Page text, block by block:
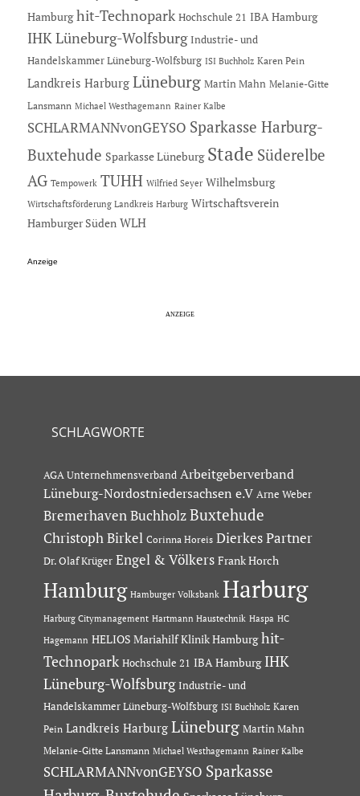
Hamburg hit-Technopark Hochschule 21 IBA Hamburg
IHK Lüneburg-Wolfsburg Industrie- und
Handelskammer Lüneburg-Wolfsburg ISI Buchholz Karen Pein
Landkreis Harburg Lüneburg Martin Mahn Melanie-Gitte
Lansmann Michael Westhagemann Rainer Kalbe
SCHLARMANNvonGEYSO Sparkasse Harburg-
Buxtehude Sparkasse Lüneburg Stade Süderelbe
AG Tempowerk TUHH Wilfried Seyer Wilhelmsburg
Wirtschaftsförderung Landkreis Harburg Wirtschaftsverein
Hamburger Süden WLH
Anzeige
SCHLAGWORTE
AGA Unternehmensverband Arbeitgeberverband
Lüneburg-Nordostniedersachsen e.V Arne Weber
Bremerhaven Buchholz Buxtehude
Christoph Birkel Corinna Horeis Dierkes Partner
Dr. Olaf Krüger Engel & Völkers Frank Horch
Hamburg Hamburger Volksbank Harburg
Harburg Citymanagement Hartmann Haustechnik Haspa HC
Hagemann HELIOS Mariahilf Klinik Hamburg hit-
Technopark Hochschule 21 IBA Hamburg IHK
Lüneburg-Wolfsburg Industrie- und
Handelskammer Lüneburg-Wolfsburg ISI Buchholz Karen
Pein Landkreis Harburg Lüneburg Martin Mahn
Melanie-Gitte Lansmann Michael Westhagemann Rainer Kalbe
SCHLARMANNvonGEYSO Sparkasse